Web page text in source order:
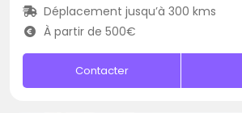
Déplacement jusqu’à 300 kms
À partir de 500€
Contacter